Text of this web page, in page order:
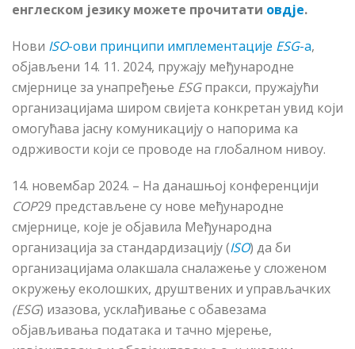
енглеском језику можете прочитати овдје.
Нови ISO-ови принципи имплементације ESG-а,
објављени 14. 11. 2024, пружају међународне
смјернице за унапређење ESG пракси, пружајући
организацијама широм свијета конкретан увид који
омогућава јасну комуникацију о напорима ка
одрживости који се проводе на глобалном нивоу.
14. новембар 2024. – На данашњој конференцији
COP29 представљене су нове међународне
смјернице, које је објавила Међународна
организација за стандардизацију (ISO) да би
организацијама олакшала сналажење у сложеном
окружењу еколошких, друштвених и управљачких
(ESG) изазова, усклађивање с обавезама
објављивања података и тачно мјерење,